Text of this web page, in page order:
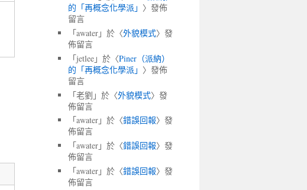
的「再概念化學派」 〉發佈
留言
「awater 」於〈外貌模式〉發
佈留言
「jetlee 」於〈Piner（派納）
的「再概念化學派」 〉發佈
留言
「老劉 」於〈外貌模式〉發
佈留言
「awater 」於〈錯誤回報〉發
佈留言
「awater 」於〈錯誤回報〉發
佈留言
「awater 」於〈錯誤回報〉發
佈留言